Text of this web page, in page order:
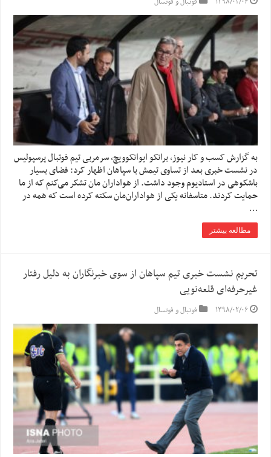
به گزارش کسب و کار نیوز، برانکو ایوانکوویچ، سرمربی تیم فوتبال پرسپولیس
در نشست خبری بعد از تساوی تیمش با سپاهان اظهار کرد: فضای بسیار
باشکوهی در استادیوم وجود داشت. از هواداران مان تشکر می‌کنم که از ما
حمایت کردند. متاسفانه یکی از هواداران‌مان سکته کرده است که همه در
…
مطالعه بیشتر
تحریم نشست خبری تیم سپاهان از سوی خبرنگاران به دلیل رفتار
غیرحرفه‌ای قلعه‌نویی
۱۳۹۸/۰۲/۰۶ فوتبال و فوتسال